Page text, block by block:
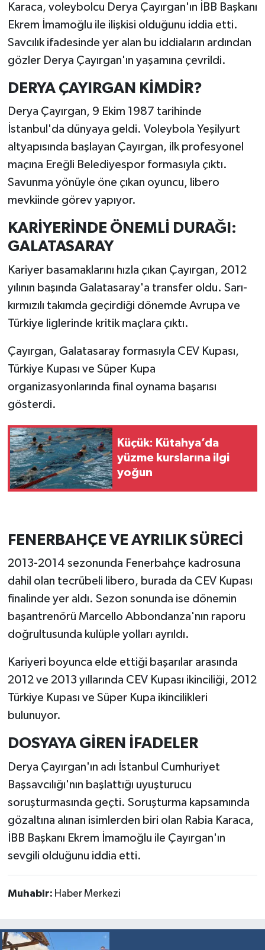
Karaca, voleybolcu Derya Çayırgan'ın İBB Başkanı
Ekrem İmamoğlu ile ilişkisi olduğunu iddia etti.
Savcılık ifadesinde yer alan bu iddiaların ardından
gözler Derya Çayırgan'ın yaşamına çevrildi.
DERYA ÇAYIRGAN KİMDİR?
Derya Çayırgan, 9 Ekim 1987 tarihinde
İstanbul'da dünyaya geldi. Voleybola Yeşilyurt
altyapısında başlayan Çayırgan, ilk profesyonel
maçına Ereğli Belediyespor formasıyla çıktı.
Savunma yönüyle öne çıkan oyuncu, libero
mevkiinde görev yapıyor.
KARİYERİNDE ÖNEMLİ DURAĞI:
GALATASARAY
Kariyer basamaklarını hızla çıkan Çayırgan, 2012
yılının başında Galatasaray'a transfer oldu. Sarı-
kırmızılı takımda geçirdiği dönemde Avrupa ve
Türkiye liglerinde kritik maçlara çıktı.
Çayırgan, Galatasaray formasıyla CEV Kupası,
Türkiye Kupası ve Süper Kupa
organizasyonlarında final oynama başarısı
gösterdi.
Küçük: Kütahya’da
yüzme kurslarına ilgi
yoğun
FENERBAHÇE VE AYRILIK SÜRECİ
2013-2014 sezonunda Fenerbahçe kadrosuna
dahil olan tecrübeli libero, burada da CEV Kupası
finalinde yer aldı. Sezon sonunda ise dönemin
başantrenörü Marcello Abbondanza'nın raporu
doğrultusunda kulüple yolları ayrıldı.
Kariyeri boyunca elde ettiği başarılar arasında
2012 ve 2013 yıllarında CEV Kupası ikinciliği, 2012
Türkiye Kupası ve Süper Kupa ikincilikleri
bulunuyor.
DOSYAYA GİREN İFADELER
Derya Çayırgan'ın adı İstanbul Cumhuriyet
Başsavcılığı'nın başlattığı uyuşturucu
soruşturmasında geçti. Soruşturma kapsamında
gözaltına alınan isimlerden biri olan Rabia Karaca,
İBB Başkanı Ekrem İmamoğlu ile Çayırgan'ın
sevgili olduğunu iddia etti.
Muhabir: Haber Merkezi
Kütahya
Magazin
Otomobil
Pazarlar
Politika
Resmi İlan
Rüya Tabirleri
Sağlık
Şaphane
Siyaset
Tavşanlı
Teknoloji
Türkiye
Video Galeri
Yaşam